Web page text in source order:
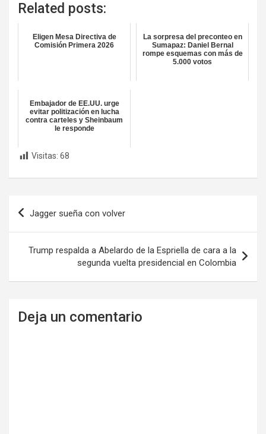
Related posts:
Eligen Mesa Directiva de
Comisión Primera 2026
La sorpresa del preconteo en
Sumapaz: Daniel Bernal
rompe esquemas con más de
5.000 votos
Embajador de EE.UU. urge
evitar politización en lucha
contra carteles y Sheinbaum
le responde
Visitas: 68
Navegación
Jagger sueña con volver
Trump respalda a Abelardo de la Espriella de cara a la
segunda vuelta presidencial en Colombia
Deja un comentario